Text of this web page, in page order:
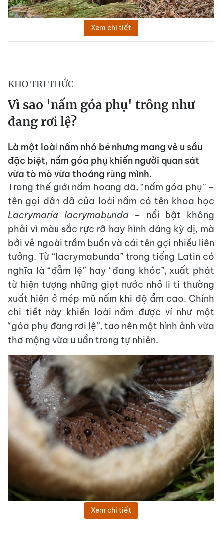
Xem chi tiết
KHO TRI THỨC
Vì sao 'nấm góa phụ' trông như
đang rơi lệ?
Là một loài nấm nhỏ bé nhưng mang vẻ u sầu
đặc biệt, nấm góa phụ khiến người quan sát
vừa tò mò vừa thoáng rùng mình.
Trong thế giới nấm hoang dã, “nấm góa phụ” –
tên gọi dân dã của loài nấm có tên khoa học
Lacrymaria lacrymabunda – nổi bật không
phải vì màu sắc rực rỡ hay hình dáng kỳ dị, mà
bởi vẻ ngoài trầm buồn và cái tên gợi nhiều liên
tưởng. Từ “lacrymabunda” trong tiếng Latin có
nghĩa là “đẫm lệ” hay “đang khóc”, xuất phát
từ hiện tượng những giọt nước nhỏ li ti thường
xuất hiện ở mép mũ nấm khi độ ẩm cao. Chính
chi tiết này khiến loài nấm được ví như một
“góa phụ đang rơi lệ”, tạo nên một hình ảnh vừa
thơ mộng vừa u uẩn trong tự nhiên.
Xem chi tiết